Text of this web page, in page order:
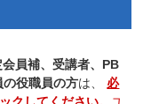
員補、受講者、PB
役職員の方は、 必